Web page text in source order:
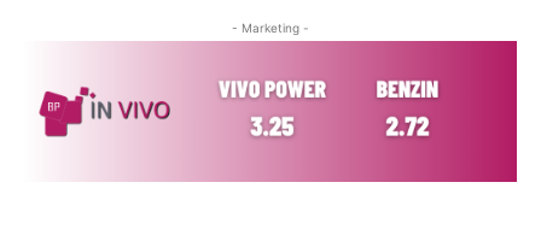
- Marketing -